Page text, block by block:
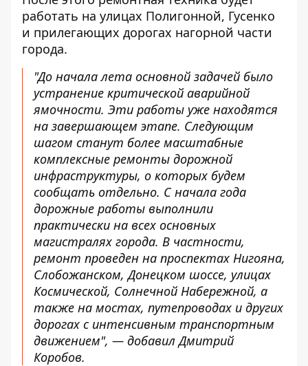
работать на улицах Полигонной, Гусенко
и прилегающих дорогах нагорной части
города.
"До начала лета основной задачей было
устранение критической аварийной
ямочности. Эти работы уже находятся
на завершающем этапе. Следующим
шагом станут более масштабные
комплексные ремонты дорожной
инфраструктуры, о которых будем
сообщать отдельно. С начала года
дорожные работы выполнили
практически на всех основных
магистралях города. В частности,
ремонт проведен на проспектах Нигoяна,
Слобожанском, Донецком шоссе, улицах
Космической, Солнечной Набережной, а
также на мостах, путепроводах и других
дорогах с интенсивным транспортным
движением", — добавил Дмитрий
Коробов.